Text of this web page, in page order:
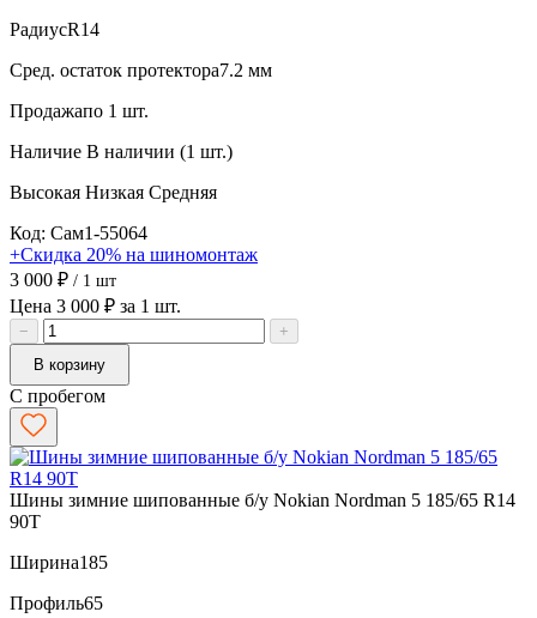
РадиусR14
Сред. остаток протектора7.2 мм
Продажапо 1 шт.
Наличие В наличии (1 шт.)
Высокая Низкая Средняя
Код: Сам1-55064
+Скидка 20% на шиномонтаж
3 000 ₽ / 1 шт
Цена 3 000 ₽ за 1 шт.
−
+
В корзину
С пробегом
Шины зимние шипованные б/у Nokian Nordman 5 185/65 R14
90T
Ширина185
Профиль65